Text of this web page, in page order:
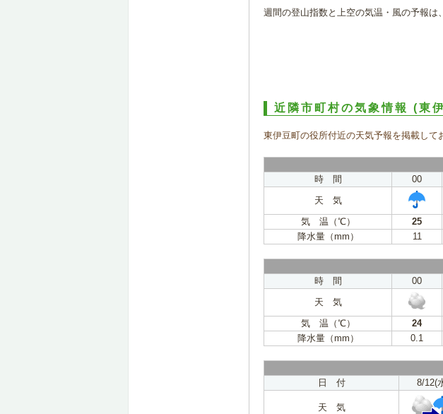
週間の登山指数と上空の気温・風の予報は
近隣市町村の気象情報 (東
東伊豆町の役所付近の天気予報を掲載して
時 間
00
天 気
気 温（℃）
25
降水量（mm）
11
時 間
00
天 気
気 温（℃）
24
降水量（mm）
0.1
日 付
8/12(
天 気